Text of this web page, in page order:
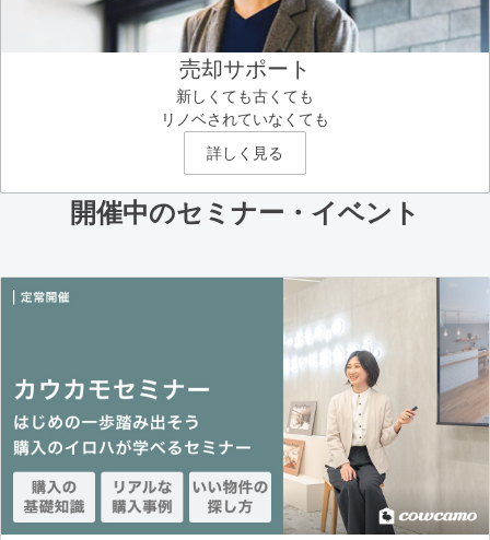
売却サポート
新しくても古くても
リノベされていなくても
詳しく見る
開催中のセミナー・イベント